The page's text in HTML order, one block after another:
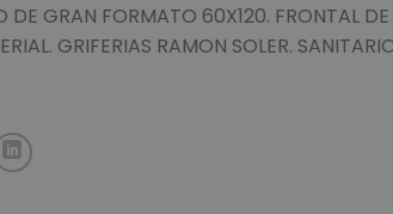
DE GRAN FORMATO 60X120. FRONTAL
GRIFERIAS RAMON SOLER.